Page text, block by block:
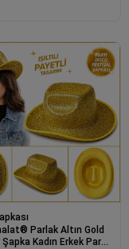
Parlak Altın Gold
Şapka Kadın Erkek Parti